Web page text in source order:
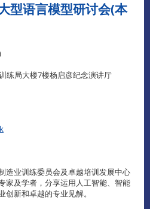
型语言模型研讨会(本
练局大楼7楼杨启彦纪念演讲厅
造业训练委员会及卓越培训发展中心
家及学者，分享运用人工智能、智能
新和卓越的专业见解。